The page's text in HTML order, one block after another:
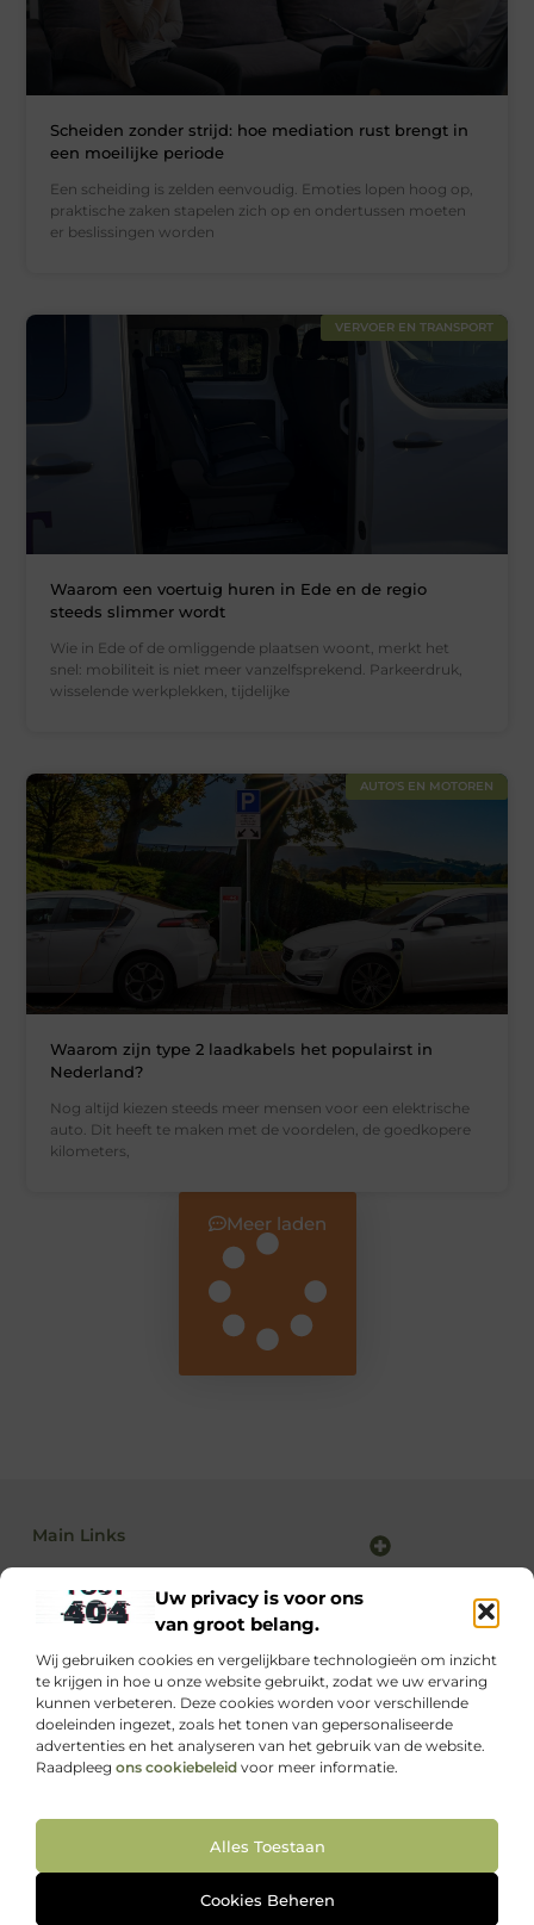
Uw privacy is voor ons
van groot belang.
Wij gebruiken cookies en vergelijkbare technologieën om inzicht
te krijgen in hoe u onze website gebruikt, zodat we uw ervaring
kunnen verbeteren. Deze cookies worden voor verschillende
doeleinden ingezet, zoals het tonen van gepersonaliseerde
advertenties en het analyseren van het gebruik van de website.
Raadpleeg ons cookiebeleid voor meer informatie.
Alles Toestaan
Cookies Beheren
Scheiden zonder strijd: hoe mediation rust brengt in
een moeilijke periode
Een scheiding is zelden eenvoudig. Emoties lopen hoog op,
praktische zaken stapelen zich op en ondertussen moeten
er beslissingen worden
VERVOER EN TRANSPORT
Waarom een voertuig huren in Ede en de regio
steeds slimmer wordt
Wie in Ede of de omliggende plaatsen woont, merkt het
snel: mobiliteit is niet meer vanzelfsprekend. Parkeerdruk,
wisselende werkplekken, tijdelijke
AUTO'S EN MOTOREN
Waarom zijn type 2 laadkabels het populairst in
Nederland?
Nog altijd kiezen steeds meer mensen voor een elektrische
auto. Dit heeft te maken met de voordelen, de goedkopere
kilometers,
Meer laden
Main Links
Dagelijks nieuwe inspiratie op supportede.nl
Ontdek waardevolle blogs boordevol kennis, motivatie
en praktische tips die jouw leven net even makkelijker
www.supportede.nl